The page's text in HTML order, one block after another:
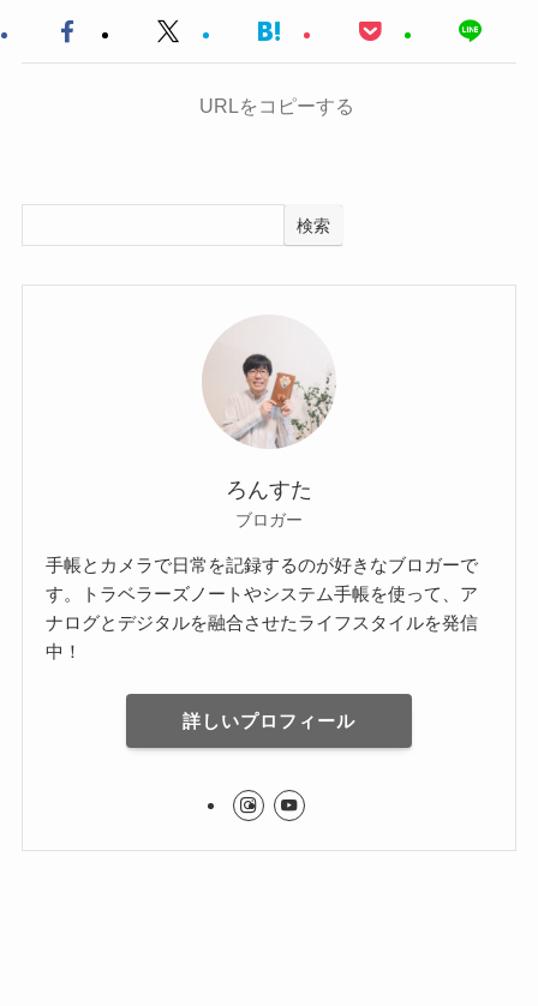
URLをコピーする
検索
ろんすた
ブロガー
手帳とカメラで日常を記録するのが好きなブロガーで
す。トラベラーズノートやシステム手帳を使って、ア
ナログとデジタルを融合させたライフスタイルを発信
中！
詳しいプロフィール